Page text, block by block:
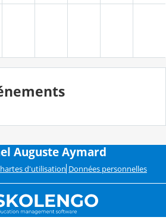
Auguste Aymard
d'utilisation Données personnelles